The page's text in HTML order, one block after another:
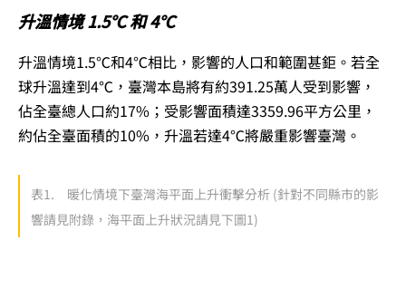
升溫情境 1.5℃ 和 4℃
升溫情境1.5℃和4℃相比，影響的人口和範圍甚鉅。若全
球升溫達到4℃，臺灣本島將有約391.25萬人受到影響，
佔全臺總人口約17%；受影響面積達3359.96平方公里，
約佔全臺面積的10%，升溫若達4℃將嚴重影響臺灣。
表1. 暖化情境下臺灣海平面上升衝擊分析 (針對不同縣市的影
響請見附錄，海平面上升狀況請見下圖1)